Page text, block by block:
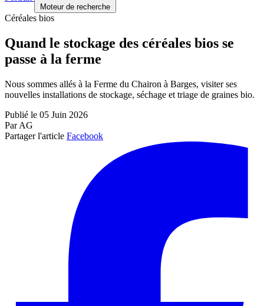
Moteur de recherche
Céréales bios
Quand le stockage des céréales bios se
passe à la ferme
Nous sommes allés à la Ferme du Chairon à Barges, visiter ses
nouvelles installations de stockage, séchage et triage de graines bio.
Publié le 05 Juin 2026
Par AG
Partager l'article Facebook